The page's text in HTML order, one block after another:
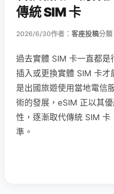
傳統 SIM 卡
2026/6/30作者： 客座投稿分類
過去實體 SIM 卡一直都
插入或更換實體 SIM 卡
是出國旅遊使用當地電信
術的發展，eSIM 正以其
性，逐漸取代傳統 SIM
準。